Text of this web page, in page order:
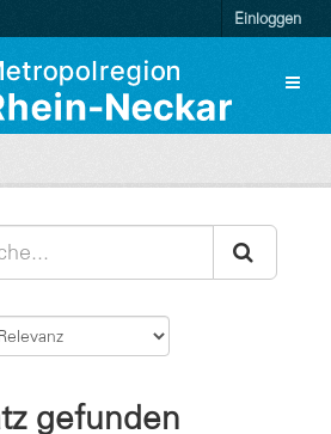
Einloggen
gefunden